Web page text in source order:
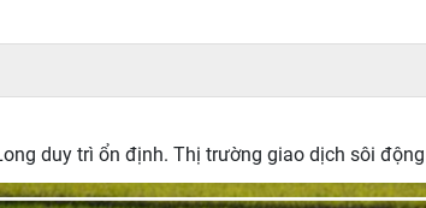
duy trì ổn định. Thị trường giao dịch sôi